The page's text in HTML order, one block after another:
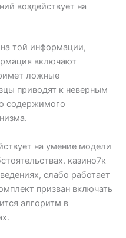
воздействует на
той информации,
включают
ложные
приводят к неверным
содержимого
на умение модели
казино7к
слабо работает
призван включать
алгоритм в